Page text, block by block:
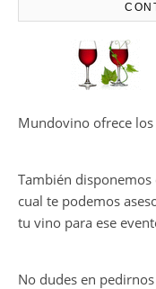
Mundovino ofrece
También disponemos
cual te podemos
tu vino para ese
No dudes en